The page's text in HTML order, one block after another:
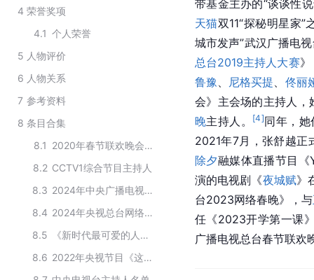
4 荣誉奖项
4.1 个人荣誉
5 人物评价
6 人物关系
7 参考资料
8 条目合集
8.1
2020年春节联欢晚会主持人
8.2 CCTV1综合节目主持人
8.3
2024年中央广播电视总台春节联欢晚会参与者
8.4
2024年央视总台网络春晚的主要嘉宾
8.5
《新时代最可爱的人》主持人阵容
8.6
2022年央视节目《这young的世界杯》的主要嘉宾
带基金主办的“谈谈性
天猫双11“探秘明星家
城市发声”武汉广播电
总台2019主持人大赛
鲁豫
尼格买提
佟丽
会》主会场的主持人
晚主持人。 [4]同年，
2021年7月，张舒越正
除夕融媒体直播节目
演的电视剧《夜城赋》
台2023网络春晚》，与
任《2023开学第一课
广播电视总台春节联欢